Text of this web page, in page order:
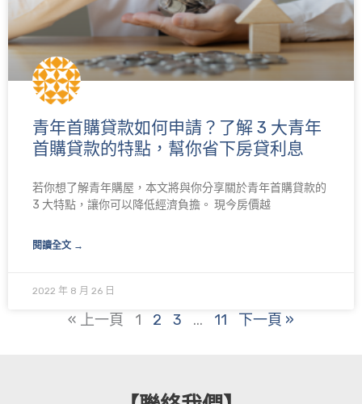
青年首購貸款如何申請？了解 3 大青年
首購貸款的特點，幫你省下房貸利息
若你想了解青年購屋，本文將與你分享關於青年首購貸款的
3 大特點，讓你可以降低經濟負擔。 現今房價越
閱讀全文 →
2022 年 8 月 26 日
« 上一頁 1 2 3 ... 11 下一頁 »